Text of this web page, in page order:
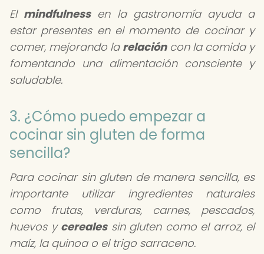
El mindfulnessen la gastronomía ayuda a
estar presentes en el momento de cocinar y
comer, mejorando la relacióncon la comida y
fomentando una alimentación consciente y
saludable.
3. ¿Cómo puedo empezar a
cocinar sin gluten de forma
sencilla?
Para cocinar sin gluten de manera sencilla, es
importante utilizar ingredientes naturales
como frutas, verduras, carnes, pescados,
huevos y cerealessin gluten como el arroz, el
maíz, la quinoa o el trigo sarraceno.